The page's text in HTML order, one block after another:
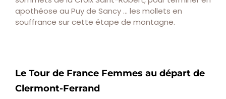
apothéose au Puy de Sancy … les mollets en
souffrance sur cette étape de montagne.
Le Tour de France Femmes au départ de
Clermont-Ferrand